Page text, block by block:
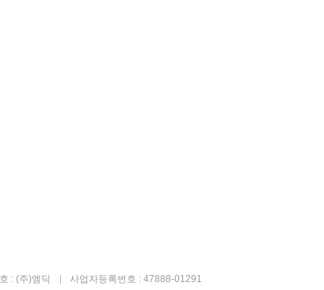
: (주)엠딕 사업자등록번호 : 47888-01291